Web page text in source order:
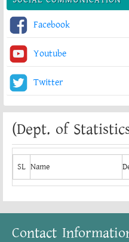
Facebook
Youtube
Twitter
(Dept. of
SL Name
Contact